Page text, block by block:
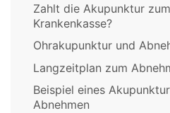
Zahlt die Akupunktur
Krankenkasse?
Ohrakupunktur und
Langzeitplan zum
Beispiel eines
Abnehmen